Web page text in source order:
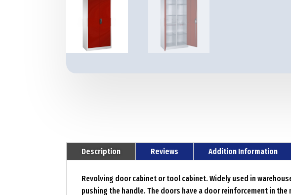
Description Reviews Addition Information
Revolving door cabinet or tool cabinet. Widely used in
pushing the handle. The doors have a door reinforcement in